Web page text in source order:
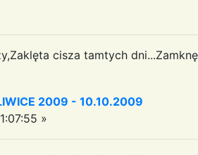
cisza tamtych
2009 - 10.10.2009
»